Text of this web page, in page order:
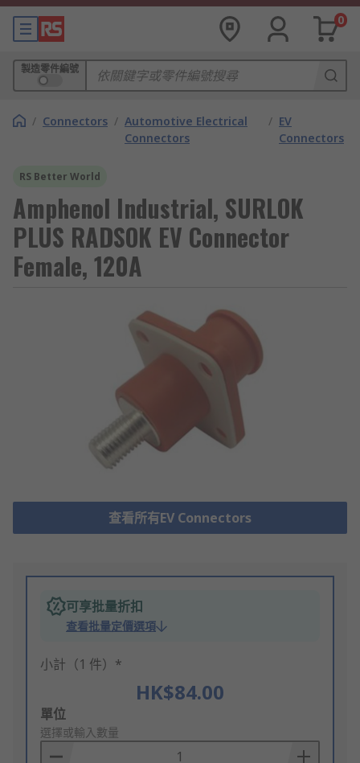
0
製造零件編號
/ Connectors / Automotive Electrical
Connectors
/ EV
Connectors
RS Better World
Amphenol Industrial, SURLOK
PLUS RADSOK EV Connector
Female, 120A
查看所有EV Connectors
可享批量折扣
查看批量定價選項
小計（1 件）*
HK$84.00
Add
to
Basket
單位
選擇或輸入數量